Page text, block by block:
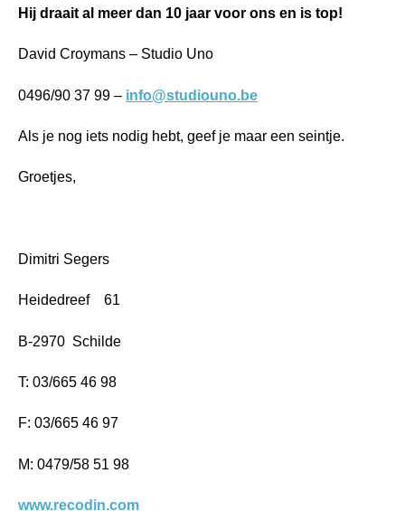
Hij draait al meer dan 10 jaar voor ons en is top!
David Croymans – Studio Uno
0496/90 37 99 – info@studiouno.be
Als je nog iets nodig hebt, geef je maar een seintje.
Groetjes,
Dimitri Segers
Heidedreef 61
B-2970 Schilde
T: 03/665 46 98
F: 03/665 46 97
M: 0479/58 51 98
www.recodin.com